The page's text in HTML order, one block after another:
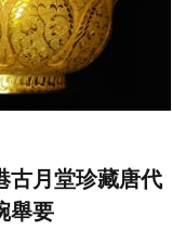
古月堂珍藏唐代
舉要